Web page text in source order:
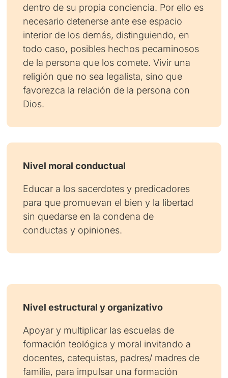
dentro de su propia conciencia. Por ello es
necesario detenerse ante ese espacio
interior de los demás, distinguiendo, en
todo caso, posibles hechos pecaminosos
de la persona que los comete. Vivir una
religión que no sea legalista, sino que
favorezca la relación de la persona con
Dios.
Nivel moral conductual
Educar a los sacerdotes y predicadores
para que promuevan el bien y la libertad
sin quedarse en la condena de
conductas y opiniones.
Nivel estructural y organizativo
Apoyar y multiplicar las escuelas de
formación teológica y moral invitando a
docentes, catequistas, padres/ madres de
familia, para impulsar una formación